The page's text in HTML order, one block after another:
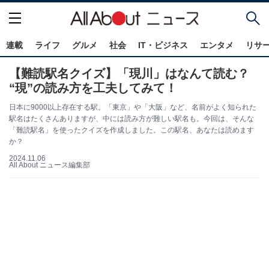
連載 ライフ グルメ 社会 IT・ビジネス エンタメ リサ
【難読駅名クイズ】「現川」はなんて読む？
“現”の読み方を工夫してみて！
日本に9000以上存在する駅。「東京」や「大阪」など、名前がよく知られた
駅名はたくさんありますが、中には読み方が難しい駅名も。今回は、そんな
「難読駅名」を使ったクイズを作成しました。この駅名、あなたは読めます
か？
2024.11.06
All About ニュース編集部